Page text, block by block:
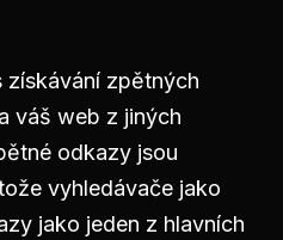
získávání zpětných
váš web z jiných
odkazy jsou
vyhledávače jako
jako jeden z hlavních